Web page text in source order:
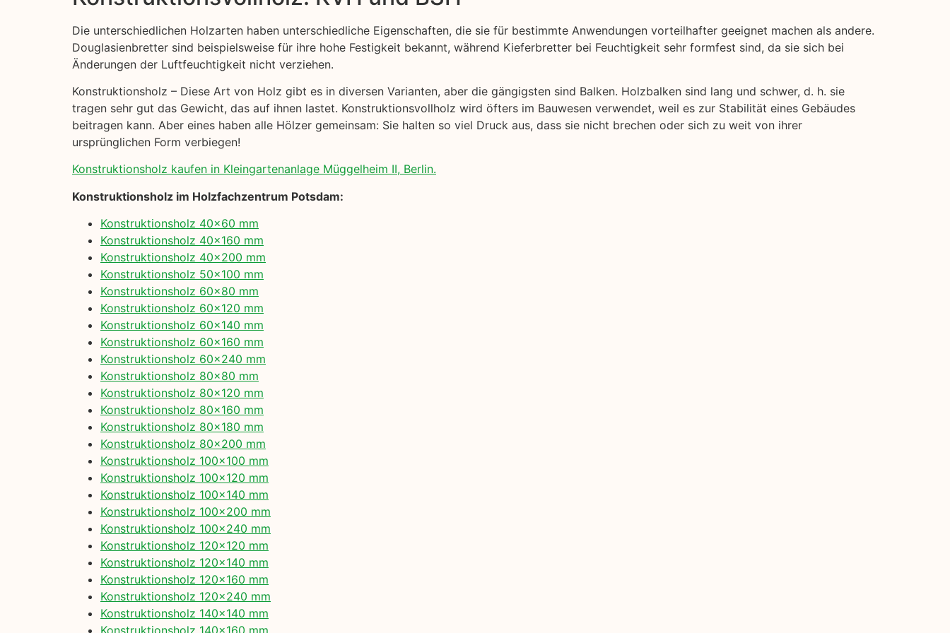
Die unterschiedlichen Holzarten haben unterschiedliche Eigenschaften, die sie für bestimmte Anwendungen vorteilhafter geeignet machen als andere.
Douglasienbretter sind beispielsweise für ihre hohe Festigkeit bekannt, während Kieferbretter bei Feuchtigkeit sehr formfest sind, da sie sich bei
Änderungen der Luftfeuchtigkeit nicht verziehen.
Konstruktionsholz – Diese Art von Holz gibt es in diversen Varianten, aber die gängigsten sind Balken. Holzbalken sind lang und schwer, d. h. sie
tragen sehr gut das Gewicht, das auf ihnen lastet. Konstruktionsvollholz wird öfters im Bauwesen verwendet, weil es zur Stabilität eines Gebäudes
beitragen kann. Aber eines haben alle Hölzer gemeinsam: Sie halten so viel Druck aus, dass sie nicht brechen oder sich zu weit von ihrer
ursprünglichen Form verbiegen!
Konstruktionsholz kaufen in Kleingartenanlage Müggelheim II, Berlin.
Konstruktionsholz im Holzfachzentrum Potsdam:
Konstruktionsholz 40×60 mm
Konstruktionsholz 40×160 mm
Konstruktionsholz 40×200 mm
Konstruktionsholz 50×100 mm
Konstruktionsholz 60×80 mm
Konstruktionsholz 60×120 mm
Konstruktionsholz 60×140 mm
Konstruktionsholz 60×160 mm
Konstruktionsholz 60×240 mm
Konstruktionsholz 80×80 mm
Konstruktionsholz 80×120 mm
Konstruktionsholz 80×160 mm
Konstruktionsholz 80×180 mm
Konstruktionsholz 80×200 mm
Konstruktionsholz 100×100 mm
Konstruktionsholz 100×120 mm
Konstruktionsholz 100×140 mm
Konstruktionsholz 100×200 mm
Konstruktionsholz 100×240 mm
Konstruktionsholz 120×120 mm
Konstruktionsholz 120×140 mm
Konstruktionsholz 120×160 mm
Konstruktionsholz 120×240 mm
Konstruktionsholz 140×140 mm